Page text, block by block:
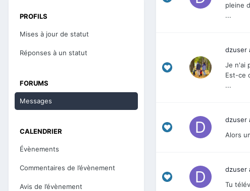
PROFILS
Mises à jour de statut
Réponses à un statut
FORUMS
Messages
CALENDRIER
Évènements
Commentaires de l’évènement
Avis de l’évènement
pleine
...
dzuser
Je n'ai
Est-ce
...
dzuser
Alors
dzuser
Tu